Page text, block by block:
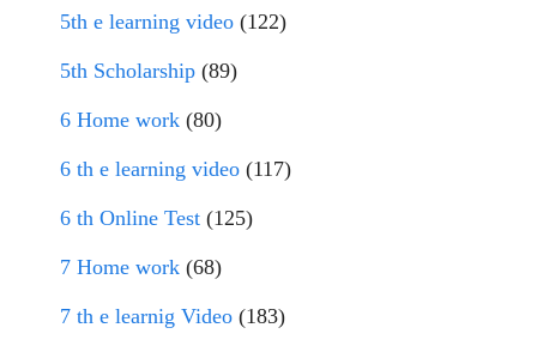
5th e learning video (122)
5th Scholarship (89)
6 Home work (80)
6 th e learning video (117)
6 th Online Test (125)
7 Home work (68)
7 th e learnig Video (183)